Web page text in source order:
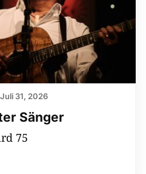
Sänger
Juli 31, 2026
75